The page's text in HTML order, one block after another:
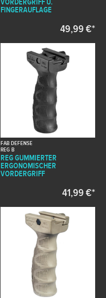
VORDERGRIFF U.
FINGERAUFLAGE
49,99 €*
FAB DEFENSE
REG B
REG GUMMIERTER
ERGONOMISCHER
VORDERGRIFF
41,99 €*